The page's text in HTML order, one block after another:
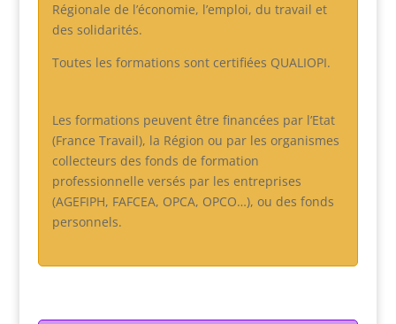
Régionale de l’économie, l’emploi, du travail et
des solidarités.
Toutes les formations sont certifiées QUALIOPI.
Les formations peuvent être financées par l’Etat
(France Travail), la Région ou par les organismes
collecteurs des fonds de formation
professionnelle versés par les entreprises
(AGEFIPH, FAFCEA, OPCA, OPCO…), ou des fonds
personnels.